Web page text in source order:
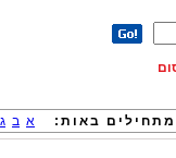
באות: א ב ג